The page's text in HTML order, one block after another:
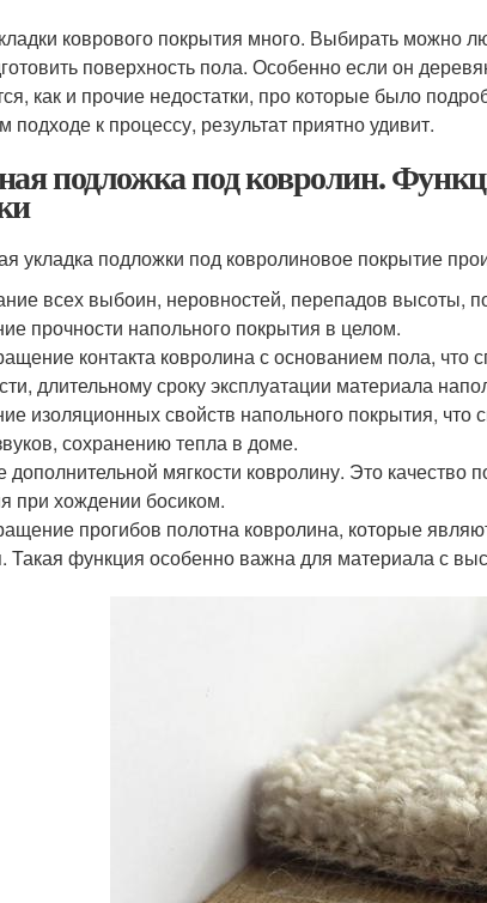
коврового покрытия много. Выбирать можно
поверхность пола. Особенно если он
как и прочие недостатки, про которые было
подходе к процессу, результат приятно удивит.
подложка под ковролин.
укладка подложки под ковролиновое покрытие
всех выбоин, неровностей, перепадов высоты,
прочности напольного покрытия в целом.
контакта ковролина с основанием пола, что
длительному сроку эксплуатации материала
изоляционных свойств напольного покрытия, что
сохранению тепла в доме.
дополнительной мягкости ковролину. Это
при хождении босиком.
прогибов полотна ковролина, которые
Такая функция особенно важна для материала с